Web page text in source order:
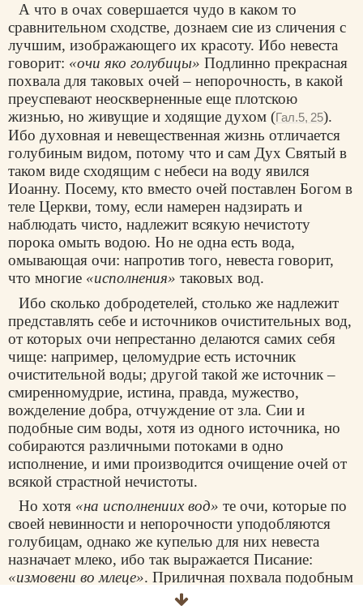
А что в очах совершается чудо в каком то
сравнительном сходстве, дознаем сие из сличения с
лучшим, изображающего их красоту. Ибо невеста
говорит: «очи яко голубицы» Подлинно прекрасная
похвала для таковых очей – непорочность, в какой
преуспевают неоскверненные еще плотскою
жизнью, но живущие и ходящие духом (Гал.5, 25).
Ибо духовная и невещественная жизнь отличается
голубиным видом, потому что и сам Дух Святый в
таком виде сходящим с небеси на воду явился
Иоанну. Посему, кто вместо очей поставлен Богом в
теле Церкви, тому, если намерен надзирать и
наблюдать чисто, надлежит всякую нечистоту
порока омыть водою. Но не одна есть вода,
омывающая очи: напротив того, невеста говорит,
что многие «исполнения» таковых вод.
Ибо сколько добродетелей, столько же надлежит
представлять себе и источников очистительных вод,
от которых очи непрестанно делаются самих себя
чище: например, целомудрие есть источник
очистительной воды; другой такой же источник –
смиренномудрие, истина, правда, мужество,
вожделение добра, отчуждение от зла. Сии и
подобные сим воды, хотя из одного источника, но
собираются различными потоками в одно
исполнение, и ими производится очищение очей от
всякой страстной нечистоты.
Но хотя «на исполнениих вод» те очи, которые по
своей невинности и непорочности уподобляются
голубицам, однако же купелью для них невеста
назначает млеко, ибо так выражается Писание:
«измовени во млеце». Приличная похвала подобным
очам – сказать о них, что такая голубица, омываясь